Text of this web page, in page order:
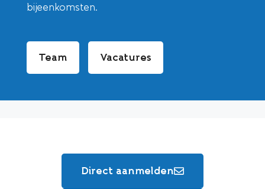
bijeenkomsten.
Team Vacatures
Direct aanmelden